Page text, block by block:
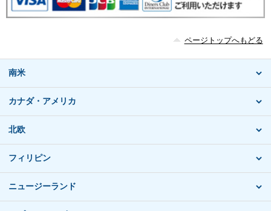
ページトップへもどる
南米
カナダ・アメリカ
北欧
フィリピン
ニュージーランド